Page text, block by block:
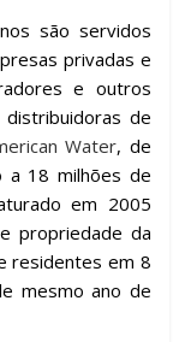
são servidos
privadas e
e outros
de
Water, de
a 18 milhões de
em 2005
propriedade da
residentes em 8
mesmo ano de